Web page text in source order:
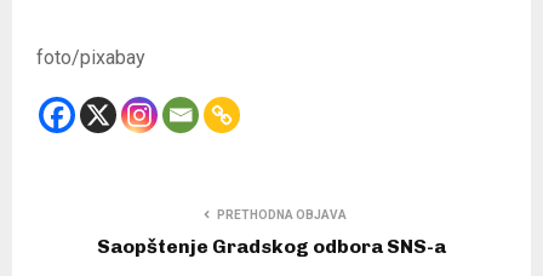
foto/pixabay
PRETHODNA OBJAVA
Saopštenje Gradskog odbora SNS-a